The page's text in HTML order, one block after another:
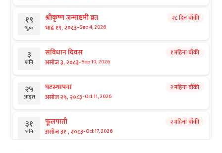
१९
शुक्र
श्रीकृष्ण जन्माष्टमी व्रत
भाद्र १९, २०८३-Sep 4, 2026
२८ दिन बाँकी
३
शनि
संविधान दिवस
असोज ३, २०८३-Sep 19, 2026
१ महिना बाँकी
२५
आइत
घटस्थापना
असोज २५, २०८३-Oct 11, 2026
२ महिना बाँकी
३१
शनि
फूलपाती
असोज ३१ , २०८३-Oct 17, 2026
२ महिना बाँकी